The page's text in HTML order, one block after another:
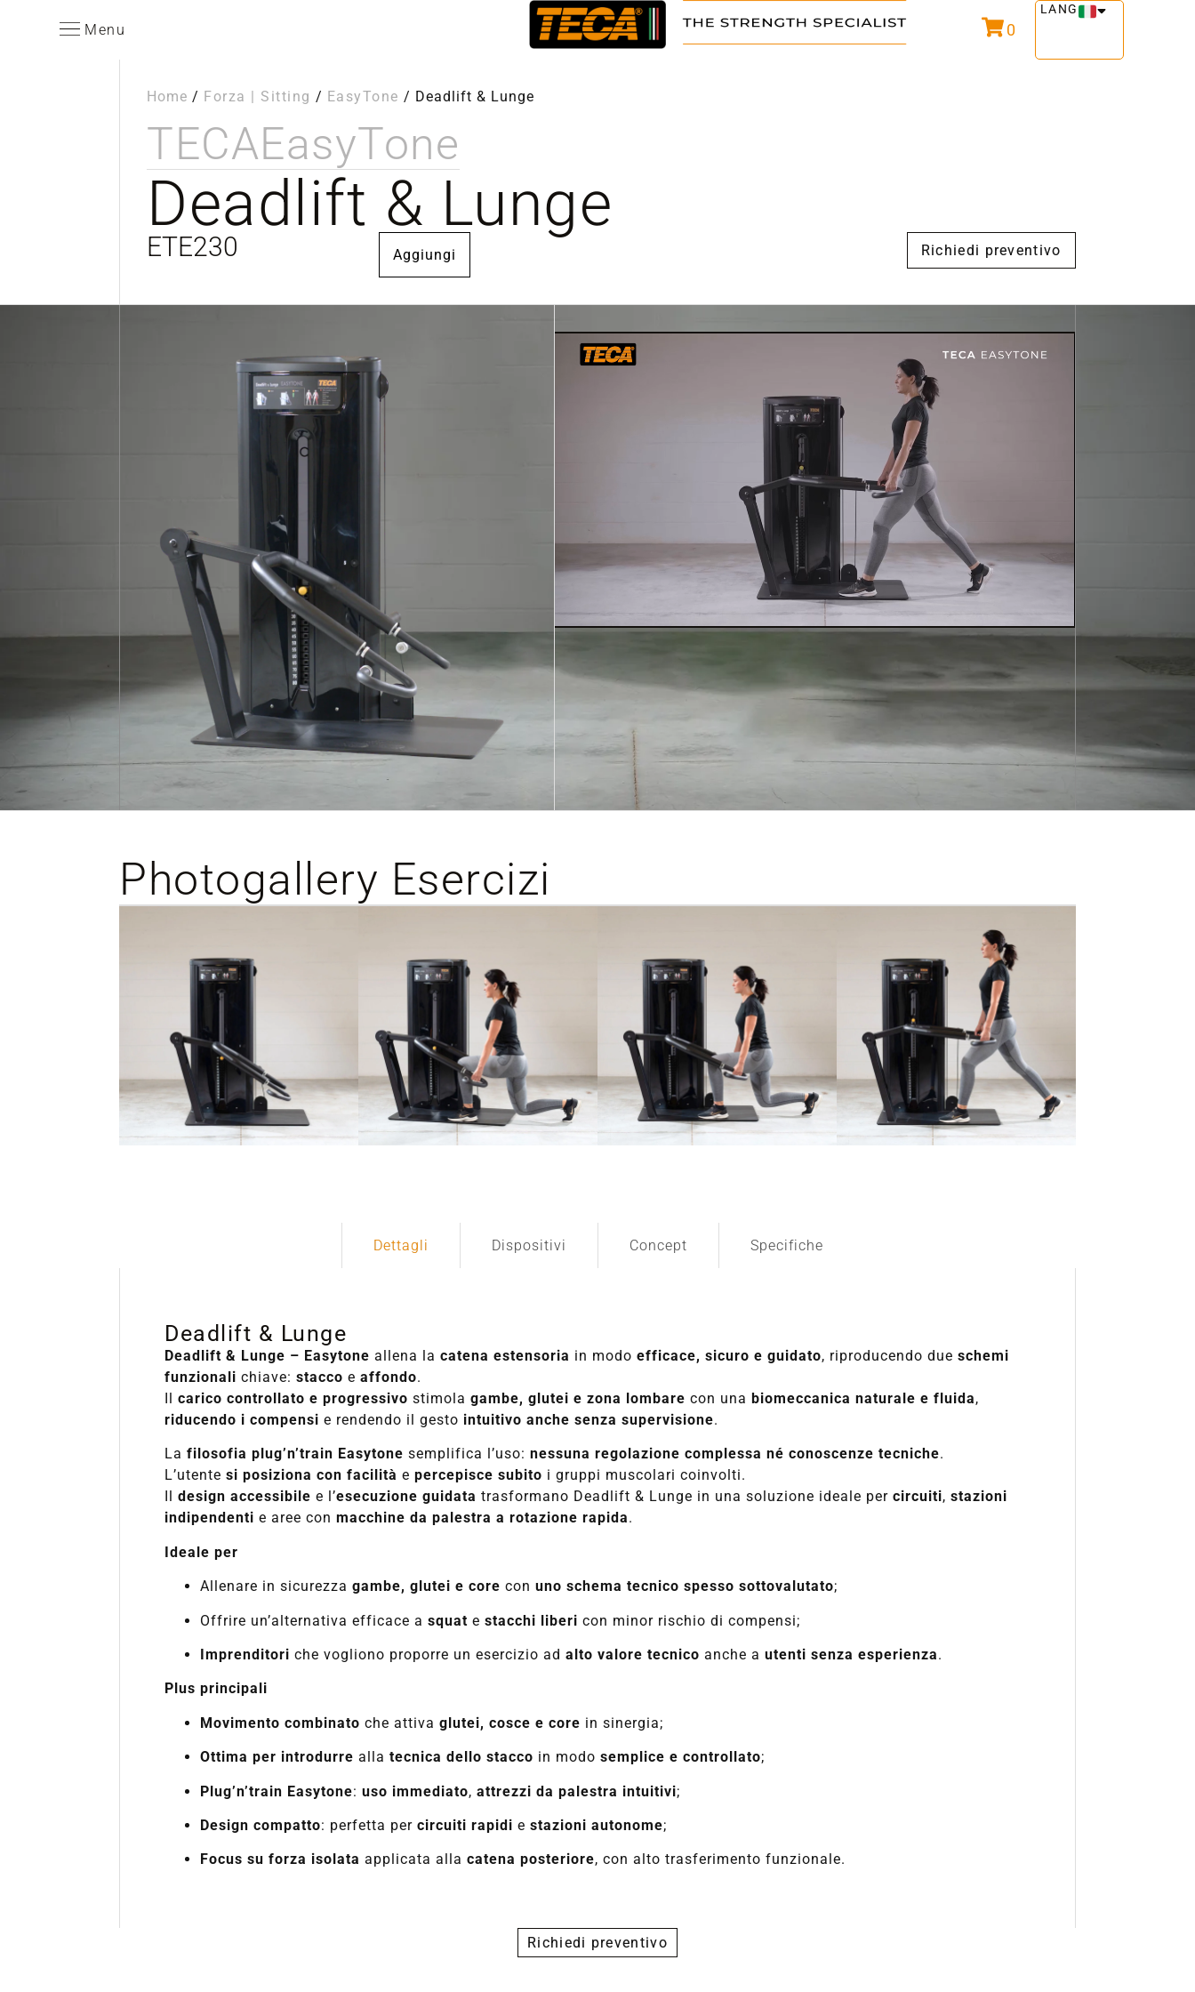
Menu 0
LANG
Home / Forza | Sitting / EasyTone / Deadlift & Lunge
TECAEasyTone
Deadlift & Lunge
ETE230 Aggiungi Richiedi preventivo
Photogallery Esercizi
Dettagli Dispositivi Concept Specifiche
Deadlift & Lunge
Deadlift & Lunge – Easytone allena lacatena estensoria in modoefficace, sicuro e guidato, riproducendo dueschemi
funzionali chiave:stacco eaffondo.
Ilcarico controllato e progressivo stimolagambe, glutei e zona lombare con unabiomeccanica naturale e fluida,
riducendo i compensi e rendendo il gesto intuitivo anche senza supervisione.
Lafilosofia plug’n’train Easytone semplifica l’uso:nessuna regolazione complessa né conoscenze tecniche.
L’utentesi posiziona con facilità epercepisce subito i gruppi muscolari coinvolti.
Ildesign accessibile e l’esecuzione guidata trasformano Deadlift & Lunge in una soluzione ideale percircuiti,stazioni
indipendenti e aree conmacchine da palestra a rotazione rapida.
Ideale per
Allenare in sicurezzagambe, glutei e core conuno schema tecnico spesso sottovalutato;
Offrire un’alternativa efficace asquat estacchi liberi con minor rischio di compensi;
Imprenditori che vogliono proporre un esercizio adalto valore tecnico anche autenti senza esperienza.
Plus principali
Movimento combinato che attivaglutei, cosce e core in sinergia;
Ottima per introdurre allatecnica dello stacco in modosemplice e controllato;
Plug’n’train Easytone:uso immediato,attrezzi da palestra intuitivi;
Design compatto: perfetta percircuiti rapidi estazioni autonome;
Focus su forza isolata applicata allacatena posteriore, con alto trasferimento funzionale.
Richiedi preventivo